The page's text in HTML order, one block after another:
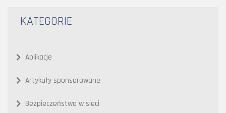
KATEGORIE
Aplikacje
Artykuły sponsorowane
Bezpieczeństwo w sieci